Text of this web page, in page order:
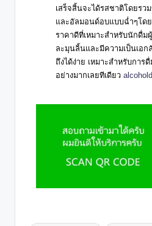
เสร็จสิ้นจะได้รสชาติโดยรว
และอัลมอนด์อบแบบฉ่ำๆโด
ราคาดีที่เหมาะสำหรับนักดื่ม
ละมุนลิ้นและมีความเป็นเอ
ถึงได้ง่าย เหมาะสำหรับการ
อย่างมากเลยทีเดียว